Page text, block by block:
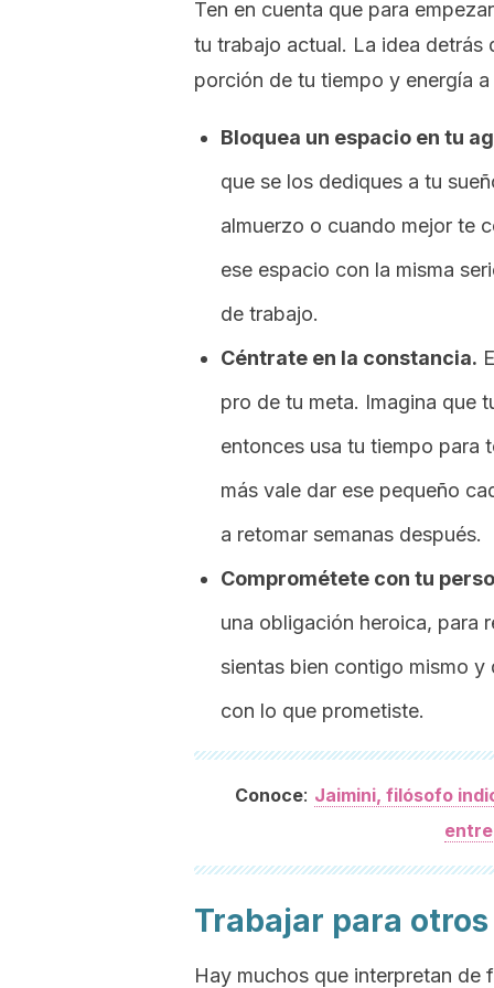
Ten en cuenta que para
tu trabajo actual. La idea detrás
porción de tu tiempo y energía
Bloquea un espacio en tu
que se los dediques a tu
almuerzo o cuando mejor te
ese espacio con la misma
de trabajo.
Céntrate en la constancia.
pro de tu meta. Imagina que
entonces usa tu tiempo para
más vale dar ese pequeño
a retomar semanas después.
Comprométete con tu
una obligación heroica, para
sientas bien contigo mismo y
con lo que prometiste.
Conoce: Jaimini, filósofo
Trabajar para
Hay muchos que interpretan de